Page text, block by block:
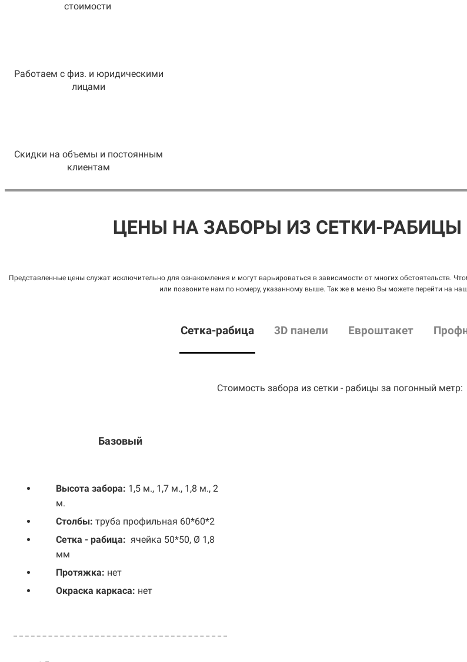
стоимости
Работаем с физ. и юридическими
лицами
Скидки на объемы и постоянным
клиентам
ЦЕНЫ НА ЗАБОРЫ ИЗ СЕТКИ-
Представленные цены служат исключительно для ознакомления и могут варьироваться в зависимости от многих обстоятельств.
или позвоните нам по номеру, указанному выше. Так же в меню Вы можете перейти на
Сетка-рабица 3D панели Евроштакет
Стоимость забора из сетки - рабицы за погонный метр:
Базовый
Высота забора: 1,5 м., 1,7 м., 1,8 м., 2
м.
Столбы: труба профильная 60*60*2
Сетка - рабица: ячейка 50*50, Ø 1,8
мм
Протяжка: нет
Окраска каркаса: нет